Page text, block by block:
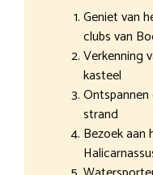
Geniet van
clubs van
Verkenning
kasteel
strand
Bezoek aan